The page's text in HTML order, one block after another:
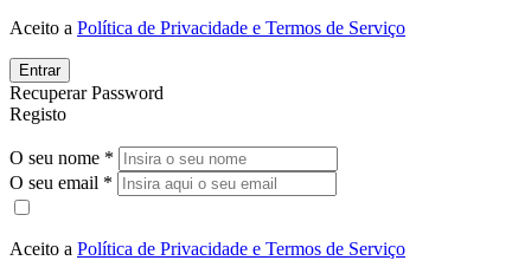
Aceito a Política de Privacidade e Termos de Serviço
Entrar
Recuperar Password
Registo
O seu nome *
O seu email *
Aceito a Política de Privacidade e Termos de Serviço